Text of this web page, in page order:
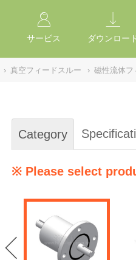
サービス ダウンロー
› 真空フィードスルー › 磁性流体フ
Category
※ Please select